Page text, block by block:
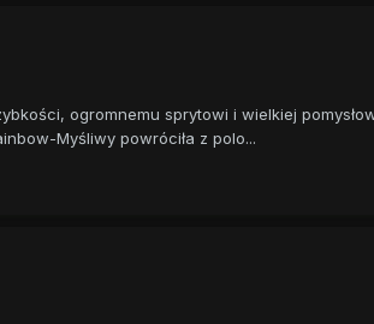
ogromnemu sprytowi i wielkiej
Myśliwy powróciła z polo...